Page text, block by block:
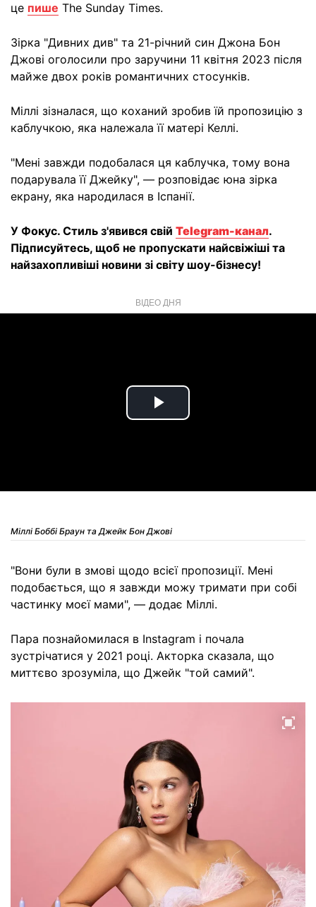
це пише The Sunday Times.
Зірка "Дивних див" та 21-річний син Джона Бон
Джові оголосили про заручини 11 квітня 2023 після
майже двох років романтичних стосунків.
Міллі зізналася, що коханий зробив їй пропозицію з
каблучкою, яка належала її матері Келлі.
"Мені завжди подобалася ця каблучка, тому вона
подарувала її Джейку", — розповідає юна зірка
екрану, яка народилася в Іспанії.
У Фокус. Стиль з'явився свій Telegram-канал.
Підписуйтесь, щоб не пропускати найсвіжіші та
найзахопливіші новини зі світу шоу-бізнесу!
ВІДЕО ДНЯ
Play
Міллі Боббі Браун та Джейк Бон Джові
"Вони були в змові щодо всієї пропозиції. Мені
подобається, що я завжди можу тримати при собі
частинку моєї мами", — додає Міллі.
Пара познайомилася в Instagram і почала
зустрічатися у 2021 році. Акторка сказала, що
миттєво зрозуміла, що Джейк "той самий".